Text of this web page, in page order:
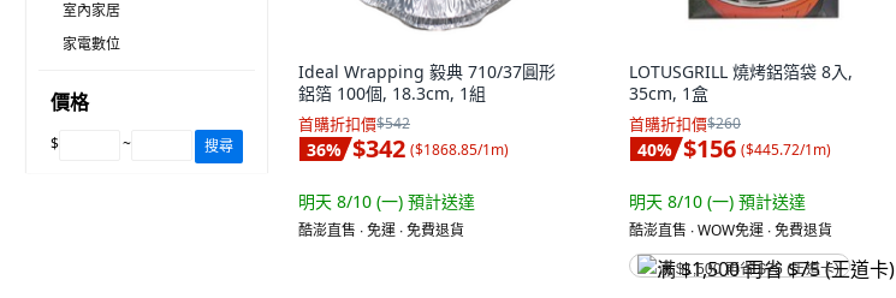
室內家居
家電數位
價格
$ ~ 搜尋
Ideal Wrapping 毅典 710/37圓形
鋁箔 100個, 18.3cm, 1組
首購折扣價$542
36% $342 ($1868.85/1m)
明天 8/10 (一) 預計送達
酷澎直售 ∙ 免運 ∙ 免費退貨
LOTUSGRILL 燒烤鋁箔袋 8入,
35cm, 1盒
首購折扣價$260
40% $156 ($445.72/1m)
明天 8/10 (一) 預計送達
酷澎直售 ∙ WOW免運 ∙ 免費退貨
满 $1,500 再省 $75 (王道卡)